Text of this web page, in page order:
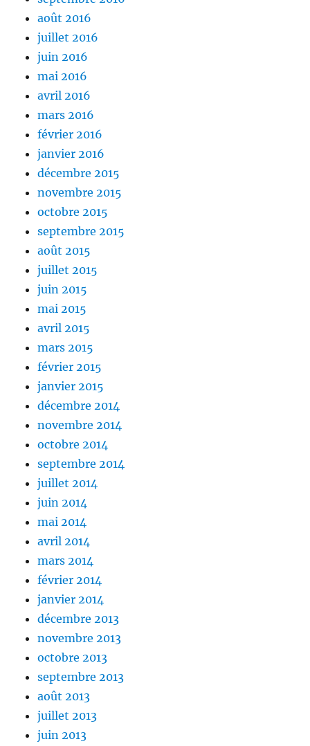
août 2016
juillet 2016
juin 2016
mai 2016
avril 2016
mars 2016
février 2016
janvier 2016
décembre 2015
novembre 2015
octobre 2015
septembre 2015
août 2015
juillet 2015
juin 2015
mai 2015
avril 2015
mars 2015
février 2015
janvier 2015
décembre 2014
novembre 2014
octobre 2014
septembre 2014
juillet 2014
juin 2014
mai 2014
avril 2014
mars 2014
février 2014
janvier 2014
décembre 2013
novembre 2013
octobre 2013
septembre 2013
août 2013
juillet 2013
juin 2013